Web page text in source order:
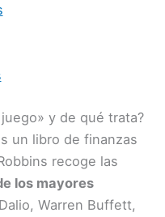
y de qué trata?
un libro de finanzas
recoge las
los mayores
Warren Buffett,